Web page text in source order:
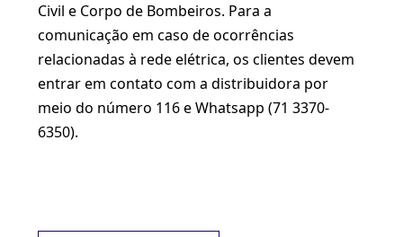
Civil e Corpo de Bombeiros. Para a
comunicação em caso de ocorrências
relacionadas à rede elétrica, os clientes devem
entrar em contato com a distribuidora por
meio do número 116 e Whatsapp (71 3370-
6350).